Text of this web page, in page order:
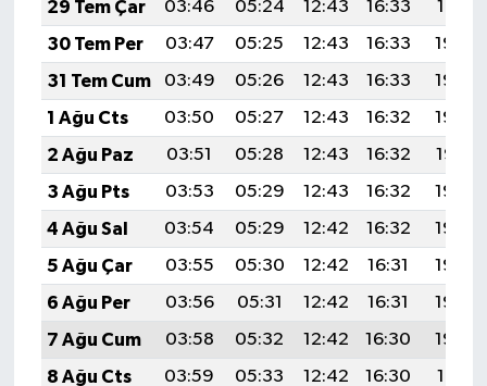
29 Tem Çar
03:46 05:24 12:43 16:33
19:51
30 Tem Per
03:47 05:25 12:43 16:33
19:50
31 Tem Cum
03:49 05:26 12:43 16:33
19:49
1 Ağu Cts
03:50 05:27 12:43 16:32
19:48
2 Ağu Paz
03:51 05:28 12:43 16:32
19:47
3 Ağu Pts
03:53 05:29 12:43 16:32
19:46
4 Ağu Sal
03:54 05:29 12:42 16:32
19:45
5 Ağu Çar
03:55 05:30 12:42 16:31
19:44
6 Ağu Per
03:56 05:31 12:42 16:31
19:43
7 Ağu Cum
03:58 05:32 12:42 16:30
19:42
8 Ağu Cts
03:59 05:33 12:42 16:30 19:41